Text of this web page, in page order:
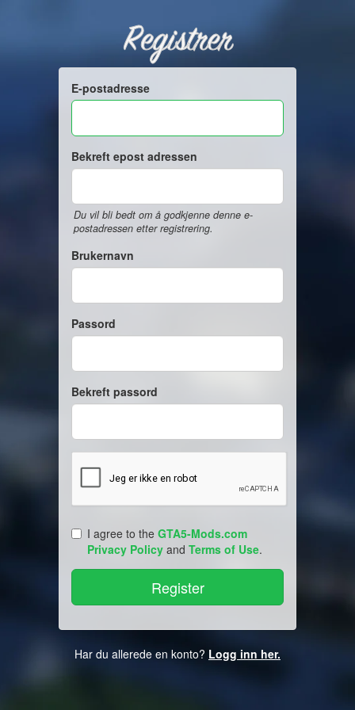
Registrer
E-postadresse
Bekreft epost adressen
Du vil bli bedt om å godkjenne denne e-
postadressen etter registrering.
Brukernavn
Passord
Bekreft passord
I agree to the GTA5-Mods.com
Privacy Policy and Terms of Use.
Har du allerede en konto? Logg inn her.